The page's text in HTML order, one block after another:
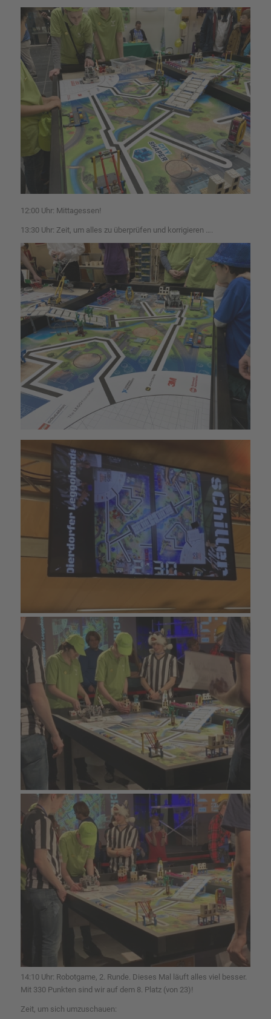
12:00 Uhr: Mittagessen!
13:30 Uhr: Zeit, um alles zu überprüfen und korrigieren ….
14:10 Uhr: Robotgame, 2. Runde. Dieses Mal läuft alles viel besser.
Mit 330 Punkten sind wir auf dem 8. Platz (von 23)!
Zeit, um sich umzuschauen: